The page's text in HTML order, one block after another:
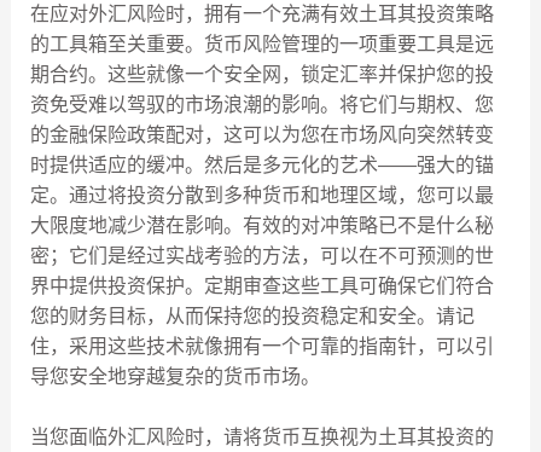
在应对外汇风险时，拥有一个充满有效土耳其投资策略
的工具箱至关重要。货币风险管理的一项重要工具是远
期合约。这些就像一个安全网，锁定汇率并保护您的投
资免受难以驾驭的市场浪潮的影响。将它们与期权、您
的金融保险政策配对，这可以为您在市场风向突然转变
时提供适应的缓冲。然后是多元化的艺术——强大的锚
定。通过将投资分散到多种货币和地理区域，您可以最
大限度地减少潜在影响。有效的对冲策略已不是什么秘
密；它们是经过实战考验的方法，可以在不可预测的世
界中提供投资保护。定期审查这些工具可确保它们符合
您的财务目标，从而保持您的投资稳定和安全。请记
住，采用这些技术就像拥有一个可靠的指南针，可以引
导您安全地穿越复杂的货币市场。
当您面临外汇风险时，请将货币互换视为土耳其投资的